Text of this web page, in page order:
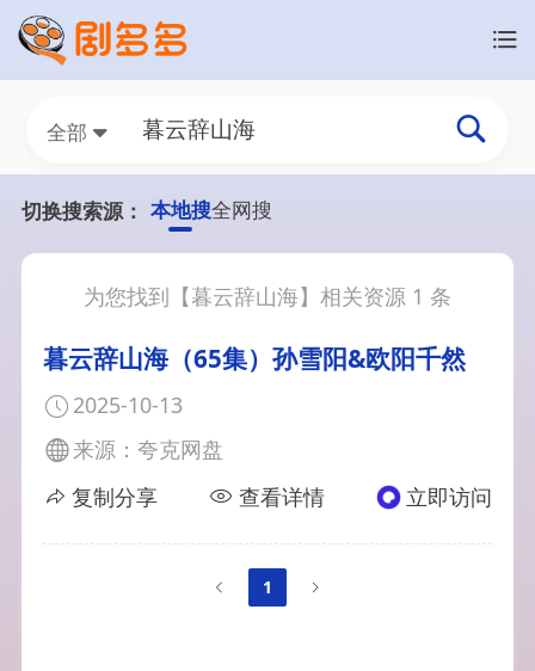
全部
切换搜索源： 本地搜全网搜
为您找到【暮云辞山海】相关资源 1 条
暮云辞山海（65集）孙雪阳&欧阳千然
2025-10-13
来源：夸克网盘
复制分享
查看详情 立即访问
1